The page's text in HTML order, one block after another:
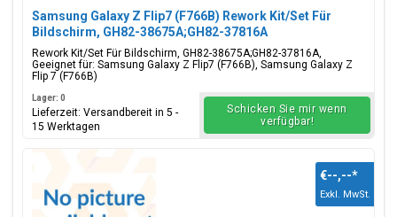
Samsung Galaxy Z Flip7 (F766B) Rework Kit/Set Für
Bildschirm, GH82-38675A;GH82-37816A
Rework Kit/Set Für Bildschirm, GH82-38675A;GH82-37816A,
Geeignet für: Samsung Galaxy Z Flip7 (F766B), Samsung Galaxy Z
Flip 7 (F766B)
Lager: 0
Lieferzeit: Versandbereit in 5 -
15 Werktagen
Schicken Sie mir wenn
verfügbar!
€--,--*
Exkl. MwSt.